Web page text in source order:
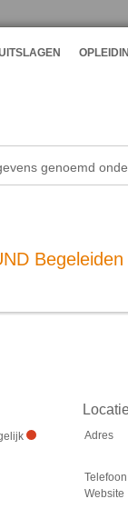
genoemd
Adres
Telefoon
Website